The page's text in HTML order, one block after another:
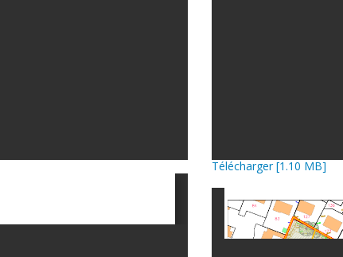
Télécharger [1.10 MB]